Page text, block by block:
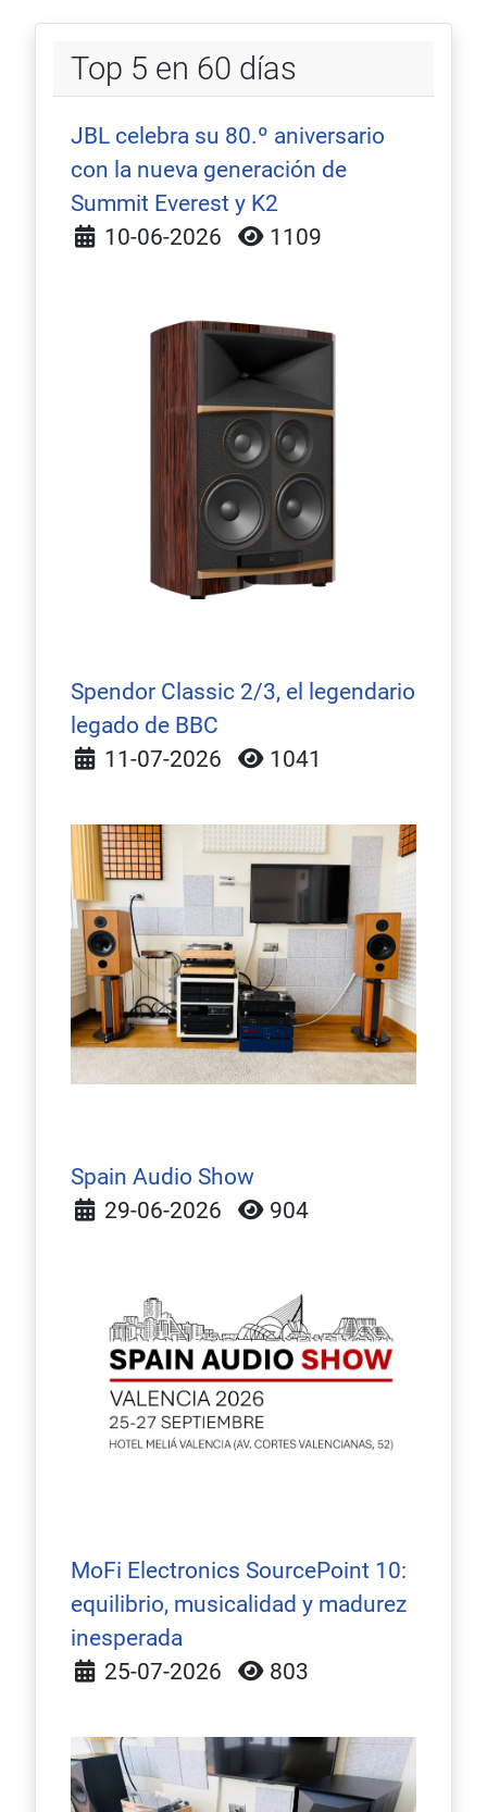
Top 5 en 60 días
JBL celebra su 80.º aniversario
con la nueva generación de
Summit Everest y K2
Detalles
10-06-2026 1109
Spendor Classic 2/3, el legendario
legado de BBC
Detalles
11-07-2026 1041
Spain Audio Show
Detalles
29-06-2026 904
MoFi Electronics SourcePoint 10:
equilibrio, musicalidad y madurez
inesperada
Detalles
25-07-2026 803